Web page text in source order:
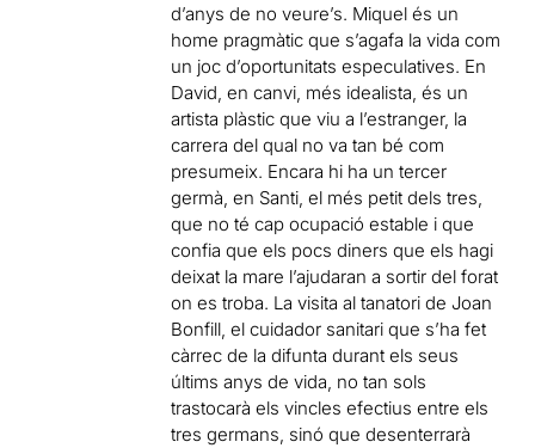
d’anys de no veure’s. Miquel és un
home pragmàtic que s’agafa la vida com
un joc d’oportunitats especulatives. En
David, en canvi, més idealista, és un
artista plàstic que viu a l’estranger, la
carrera del qual no va tan bé com
presumeix. Encara hi ha un tercer
germà, en Santi, el més petit dels tres,
que no té cap ocupació estable i que
confia que els pocs diners que els hagi
deixat la mare l’ajudaran a sortir del forat
on es troba. La visita al tanatori de Joan
Bonfill, el cuidador sanitari que s’ha fet
càrrec de la difunta durant els seus
últims anys de vida, no tan sols
trastocarà els vincles efectius entre els
tres germans, sinó que desenterrarà